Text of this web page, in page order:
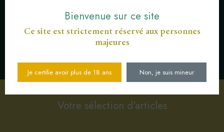
03 89 82 40 37
Votre sélection d'articles
Bienvenue sur ce site
Ce site est strictement réservé aux personnes
majeures
Je certifie avoir plus de 18 ans Non, je suis mineur